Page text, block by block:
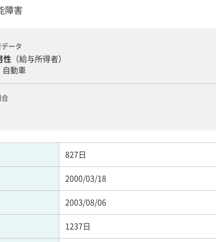
障害
ータ
性 （給与所得者）
自動車
合
827日
2000/03/18
2003/08/06
1237日